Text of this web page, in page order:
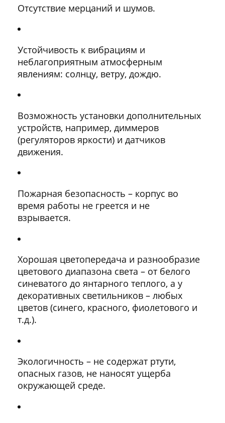
Отсутствие мерцаний и шумов.
Устойчивость к вибрациям и
неблагоприятным атмосферным
явлениям: солнцу, ветру, дождю.
Возможность установки дополнительных
устройств, например, диммеров
(регуляторов яркости) и датчиков
движения.
Пожарная безопасность – корпус во
время работы не греется и не
взрывается.
Хорошая цветопередача и разнообразие
цветового диапазона света – от белого
синеватого до янтарного теплого, а у
декоративных светильников – любых
цветов (синего, красного, фиолетового и
т.д.).
Экологичность – не содержат ртути,
опасных газов, не наносят ущерба
окружающей среде.